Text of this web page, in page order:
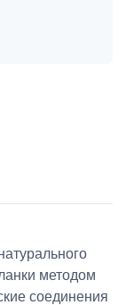
методом
соединения